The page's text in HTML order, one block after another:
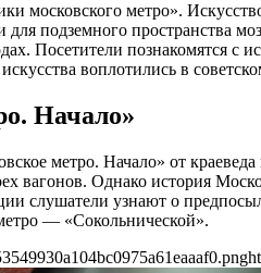
московского метро».
подземного пространства
Посетители познакомятся с
воплотились в
Начало»
метро. Начало» от
вагонов. Однако история
слушатели узнают о
— «Сокольнической».